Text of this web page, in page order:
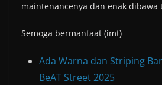
maintenancenya dan enak dibawa
Semoga bermanfaat (imt)
Ada Warna dan Striping
BeAT Street 2025